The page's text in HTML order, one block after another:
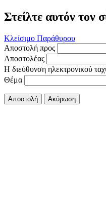
Στείλτε αυτόν τον
Κλείσιμο Παράθυρου
Αποστολή προς
Αποστολέας
Η διεύθυνση ηλεκτρονικού
Θέμα
Αποστολή Ακύρωση